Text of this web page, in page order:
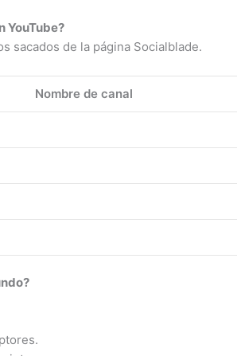
YouTube?
sacados de la página Socialblade.
Nombre de canal